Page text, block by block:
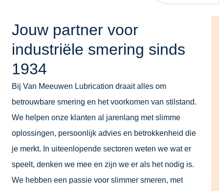
Jouw partner voor
industriële smering sinds
1934
Bij Van Meeuwen Lubrication draait alles om
betrouwbare smering en het voorkomen van stilstand.
We helpen onze klanten al jarenlang met slimme
oplossingen, persoonlijk advies en betrokkenheid die
je merkt. In uiteenlopende sectoren weten we wat er
speelt, denken we mee en zijn we er als het nodig is.
We hebben een passie voor slimmer smeren, met